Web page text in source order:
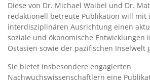
Diese von Dr. Michael Waibel und Dr.
redaktionell betreute Publikation will mit
interdisziplinären Ausrichtung einen
soziale und ökonomische Entwicklungen
Ostasien sowie der pazifischen Inselwelt
Sie bietet insbesondere engagierten
Nachwuchswissenschaftlern eine